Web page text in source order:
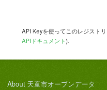
API Keyを使ってこのレジスト
APIドキュメント).
About 天童市オープンデータ